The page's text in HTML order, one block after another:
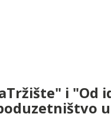
i "Od
u